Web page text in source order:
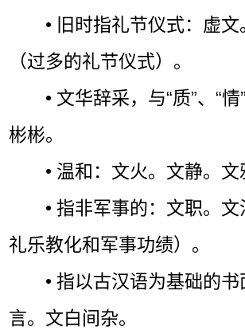
• 旧时指礼节仪式：虚
（过多的礼节仪式）。
• 文华辞采，与“质”、“
彬彬。
• 温和：文火。文静。文
• 指非军事的：文职。
礼乐教化和军事功绩）。
• 指以古汉语为基础的
言。文白间杂。